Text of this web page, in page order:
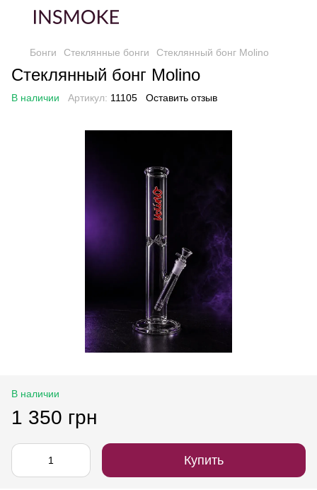
Бонги Стеклянные бонги Стеклянный бонг Molino
Стеклянный бонг Molino
В наличии Артикул: 11105 Оставить отзыв
В наличии
1 350 грн
Купить